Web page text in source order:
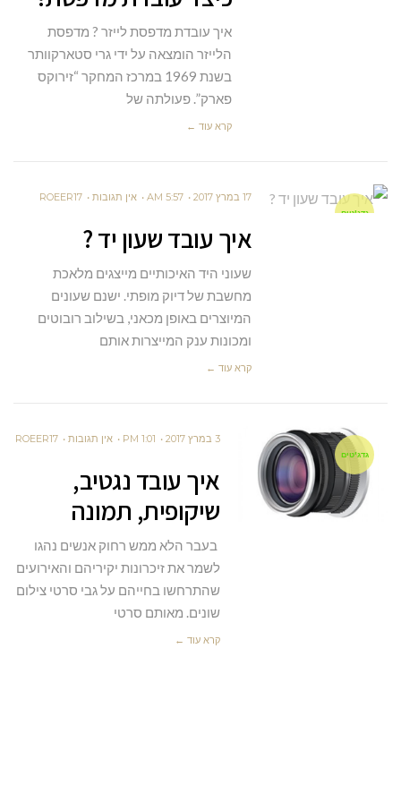
איך עובדת מדפסת לייזר ? מדפסת
הלייזר הומצאה על ידי גרי סטארקוותר
בשנת 1969 במרכז המחקר “זירוקס
פארק”. פעולתה של
קרא עוד ←
גדג'טים
17 במרץ 2017 5:57 AM אין תגובות ROEER17
איך עובד שעון יד ?
שעוני היד האיכותיים מייצגים מלאכת
מחשבת של דיוק מופתי. ישנם שעונים
המיוצרים באופן מכאני, בשילוב רובוטים
ומכונות ענק המייצרות אותם
קרא עוד ←
גדג'טים
3 במרץ 2017 1:01 PM אין תגובות ROEER17
איך עובד נגטיב,
שיקופית, תמונה
בעבר הלא ממש רחוק אנשים נהגו
לשמר את זיכרונות יקיריהם והאירועים
שהתרחשו בחייהם על גבי סרטי צילום
שונים. מאותם סרטי
קרא עוד ←